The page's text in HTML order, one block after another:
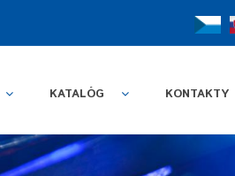
KATALÓG KONTAKTY